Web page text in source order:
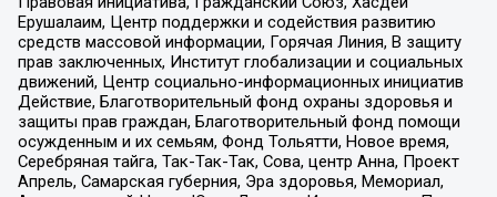
Ерушалаим, Центр поддержки и содействия развитию
средств массовой информации, Горячая Линия, В защиту
прав заключенных, Институт глобализации и социальных
движений, Центр социально-информационных инициатив
Действие, Благотворительный фонд охраны здоровья и
защиты прав граждан, Благотворительный фонд помощи
осужденным и их семьям, Фонд Тольятти, Новое время,
Серебряная тайга, Так-Так-Так, Сова, центр Анна, Проект
Апрель, Самарская губерния, Эра здоровья, Мемориал,